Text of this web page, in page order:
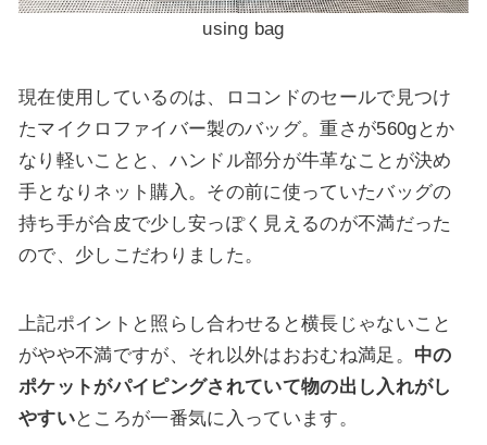
using bag
現在使用しているのは、ロコンドのセールで見つけ
たマイクロファイバー製のバッグ。重さが560gとか
なり軽いことと、ハンドル部分が牛革なことが決め
手となりネット購入。その前に使っていたバッグの
持ち手が合皮で少し安っぽく見えるのが不満だった
ので、少しこだわりました。
上記ポイントと照らし合わせると横長じゃないこと
がやや不満ですが、それ以外はおおむね満足。 中の
ポケットがパイピングされていて物の出し入れがし
やすいところが一番気に入っています。